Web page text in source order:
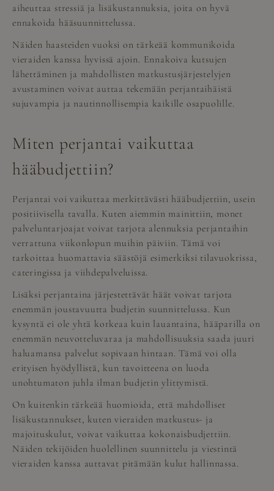
aiheuttaa stressiä ja lisäkustannuksia, joita on hyvä
ennakoida hääsuunnittelussa.
Näiden haasteiden vuoksi on tärkeää kommunikoida
vieraiden kanssa hyvissä ajoin. Ennakoiva kutsujen
lähettäminen ja mahdollisten matkustusjärjestelyjen
avustaminen voivat auttaa tekemään perjantaihäistä
sujuvampia ja nautinnollisempia kaikille osapuolille.
Miten perjantai vaikuttaa
hääbudjettiin?
Perjantai voi vaikuttaa merkittävästi hääbudjettiin, usein
positiivisella tavalla. Kuten aiemmin mainittiin, monet
palveluntarjoajat voivat tarjota alennuksia perjantaihin
verrattuna viikonlopun muihin päiviin. Tämä voi
tarkoittaa huomattavia säästöjä esimerkiksi tilavuokrissa,
cateringissa ja viihdepalveluissa.
Lisäksi perjantaina järjestettävät häät voivat tarjota
enemmän joustavuutta budjetin suunnittelussa. Kun
kysyntä ei ole yhtä korkeaa kuin lauantaina, hääparilla on
enemmän neuvotteluvaraa ja mahdollisuuksia saada juuri
haluamansa palvelut sopivaan hintaan. Tämä voi olla
erityisen hyödyllistä, kun tavoitteena on luoda
unohtumaton juhla ilman budjetin ylittymistä.
On kuitenkin tärkeää huomioida, että mahdolliset
lisäkustannukset, kuten vieraiden matkustus- ja
majoituskulut, voivat vaikuttaa kokonaisbudjettiin.
Näiden tekijöiden huolellinen suunnittelu ja viestintä
vieraiden kanssa auttavat pitämään kulut hallinnassa.